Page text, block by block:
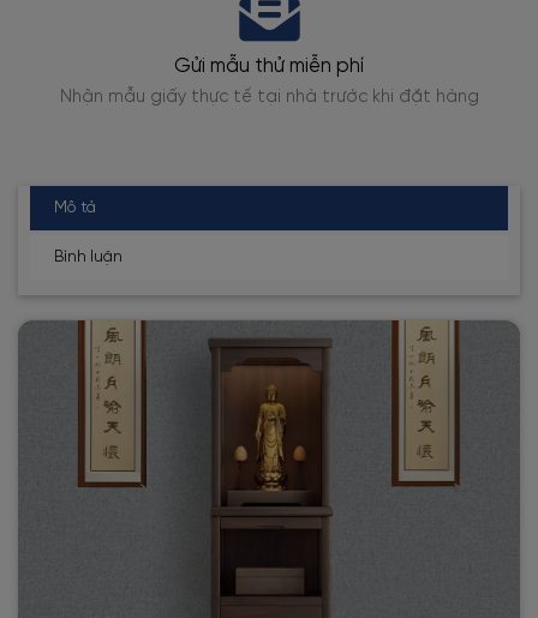
tế tại nhà trước khi đặt hàng Thợ dán tường lành
Mô tả
Bình luận